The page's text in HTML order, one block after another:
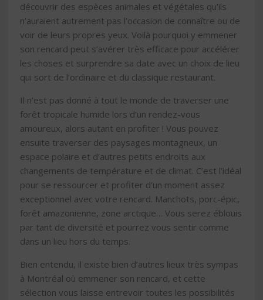
découvrir des espèces animales et végétales qu’ils
n’auraient autrement pas l’occasion de connaître ou de
voir de leurs propres yeux. Voilà pourquoi y emmener
son rencard peut s’avérer très efficace pour accélérer
les choses et surprendre sa date avec un choix de lieu
qui sort de l’ordinaire et du classique restaurant.
Il n’est pas donné à tout le monde de traverser une
forêt tropicale humide lors d’un rendez-vous
amoureux, alors autant en profiter ! Vous pouvez
ensuite traverser des paysages montagneux, un
espace polaire et d’autres petits endroits aux
changements de température et de climat. C’est l’idéal
pour se ressourcer et profiter d’un moment assez
exceptionnel avec votre rencard. Manchots, porc-épic,
forêt amazonienne, zone arctique… Vous serez éblouis
par tant de diversité et pourrez vous sentir comme
dans un lieu hors du temps.
Bien entendu, il existe bien d’autres lieux très sympas
à Montréal où emmener son rencard, et cette
sélection vous laisse entrevoir toutes les possibilités